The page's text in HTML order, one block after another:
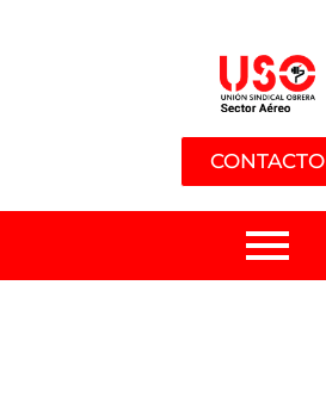
CONTACTO